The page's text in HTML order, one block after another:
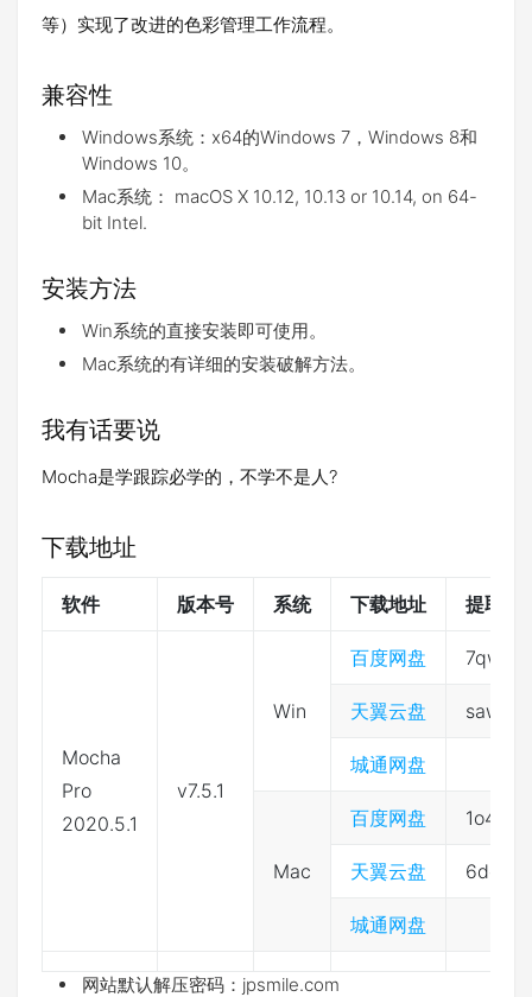
等）实现了改进的色彩管理工作流程。
兼容性
Windows系统：x64的Windows 7，Windows 8和
Windows 10。
Mac系统： macOS X 10.12, 10.13 or 10.14, on 64-
bit Intel.
安装方法
Win系统的直接安装即可使用。
Mac系统的有详细的安装破解方法。
我有话要说
Mocha是学跟踪必学的，不学不是人?
下载地址
软件 版本号 系统 下载地址 提取码
Mocha
Pro
2020.5.1
v7.5.1
Win
百度网盘 7qwl
天翼云盘 saw0
城通网盘
Mac
百度网盘 1o4v
天翼云盘 6dqw
城通网盘
网站默认解压密码：jpsmile.com